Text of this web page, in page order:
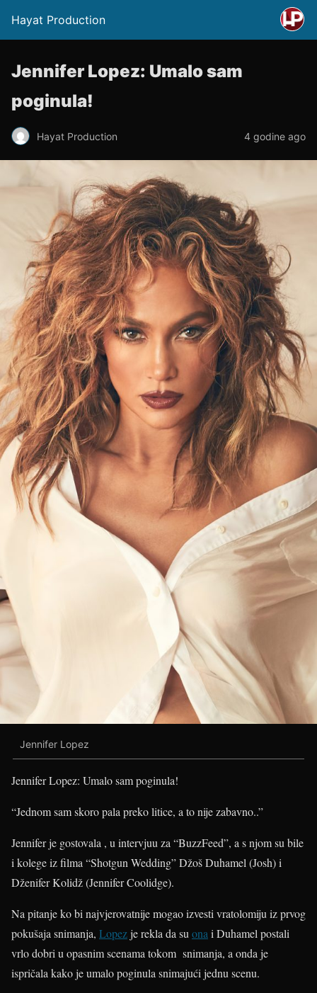
Hayat Production
Jennifer Lopez: Umalo sam
poginula!
Hayat Production 4 godine ago
Jennifer Lopez
Jennifer Lopez: Umalo sam poginula!
“Jednom sam skoro pala preko litice, a to nije zabavno..”
Jennifer je gostovala , u intervjuu za “BuzzFeed”, a s njom su bile
i kolege iz filma “Shotgun Wedding” Džoš Duhamel (Josh) i
Dženifer Kolidž (Jennifer Coolidge).
Na pitanje ko bi najvjerovatnije mogao izvesti vratolomiju iz prvog
pokušaja snimanja, Lopezje rekla da su ona i Duhamel postali
vrlo dobri u opasnim scenama tokom snimanja, a onda je
ispričala kako je umalo poginula snimajući jednu scenu.